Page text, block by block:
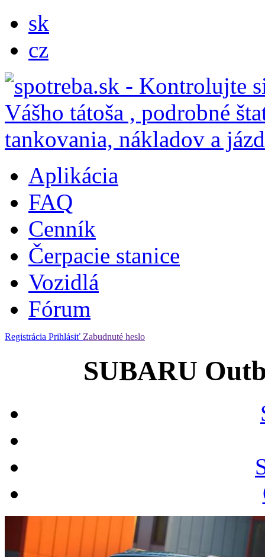
sk
cz
Aplikácia
FAQ
Cenník
Čerpacie stanice
Vozidlá
Fórum
Registrácia Prihlásiť Zabudnuté heslo
SUBARU